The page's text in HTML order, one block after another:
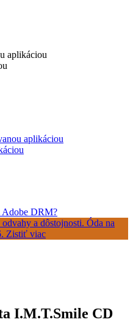
aplikáciou
aplikáciou
Adobe DRM?
I.M.T.Smile CD